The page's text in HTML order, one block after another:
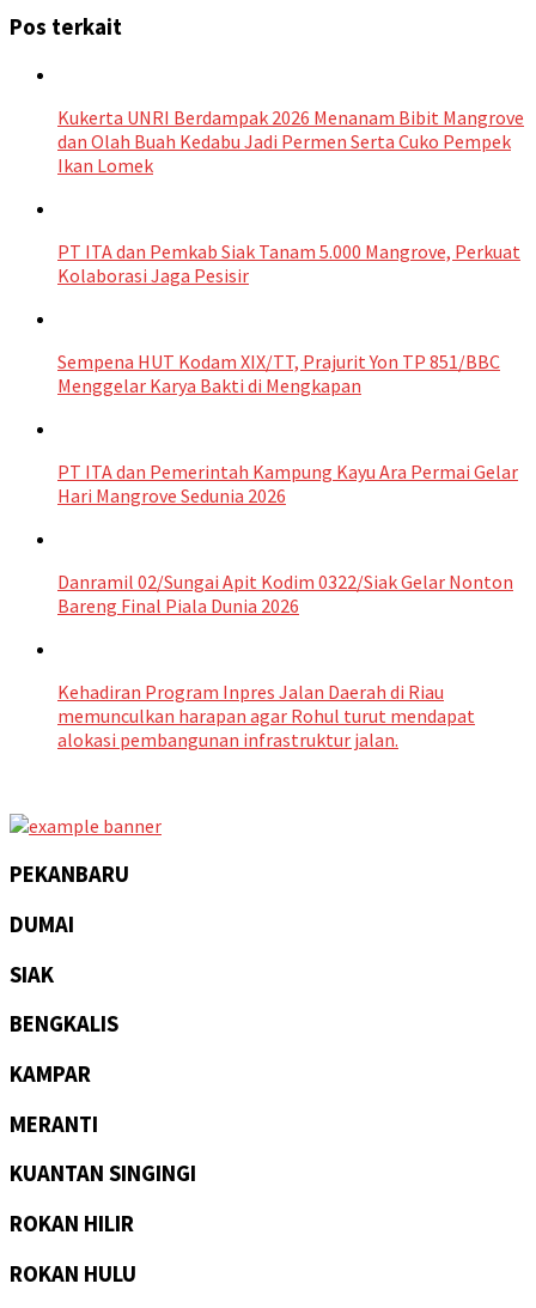
Pos terkait
Kukerta UNRI Berdampak 2026 Menanam Bibit Mangrove
dan Olah Buah Kedabu Jadi Permen Serta Cuko Pempek
Ikan Lomek
PT ITA dan Pemkab Siak Tanam 5.000 Mangrove, Perkuat
Kolaborasi Jaga Pesisir
Sempena HUT Kodam XIX/TT, Prajurit Yon TP 851/BBC
Menggelar Karya Bakti di Mengkapan
PT ITA dan Pemerintah Kampung Kayu Ara Permai Gelar
Hari Mangrove Sedunia 2026
Danramil 02/Sungai Apit Kodim 0322/Siak Gelar Nonton
Bareng Final Piala Dunia 2026
Kehadiran Program Inpres Jalan Daerah di Riau
memunculkan harapan agar Rohul turut mendapat
alokasi pembangunan infrastruktur jalan.
PEKANBARU
DUMAI
SIAK
BENGKALIS
KAMPAR
MERANTI
KUANTAN SINGINGI
ROKAN HILIR
ROKAN HULU